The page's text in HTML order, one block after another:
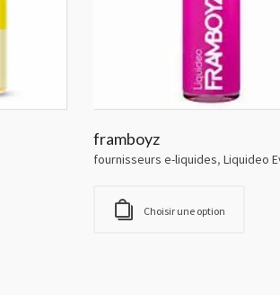
framboyz
fournisseurs e-liquides, Liquideo
Choisir une option